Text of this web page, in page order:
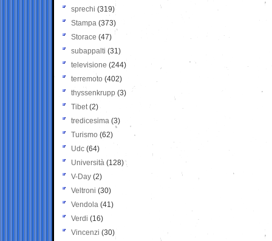
sprechi (319)
Stampa (373)
Storace (47)
subappalti (31)
televisione(244)
terremoto (402)
thyssenkrupp (3)
Tibet(2)
tredicesima (3)
Turismo (62)
Udc (64)
Università (128)
V-Day (2)
Veltroni (30)
Vendola (41)
Verdi (16)
Vincenzi (30)